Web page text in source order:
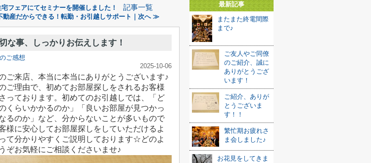
フェアにてセミナーを開催しました！ 記事一覧
動産だからできる！転勤・お引越しサポート｜次へ ≫
な事、しっかりお伝えします！
ご感想
2025-10-06
ご来店、本当に本当にありがとうございます♪
ご理由で、初めてお部屋探しをされるお客様
っております。初めてのお引越しでは、「ど
くらいかかるのか」「良いお部屋が見つかっ
るのか」など、分からないことが多いもので
様に安心してお部屋探しをしていただけるよ
て分かりやすくご説明しております☆どのよ
ぞお気軽にご相談くださいませ♪
最新記事
またまた終電間際
まで♪
ご友人やご同僚
のご紹介、誠に
ありがとうござ
います！
ご紹介、ありが
とうございま
す！！
繁忙期お疲れさ
ま会しました♪
お花見をしてきま